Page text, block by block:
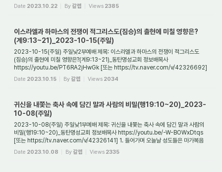
축복을 받게 된다....
Date 2023.10.22 By갈렙 Views 2385
이스라엘과 하마스의 전쟁이 적그리스도(짐승)의 출현에 미칠 영향은?
(계9:13~21)_2023-10-15(주일)
2023-10-15(주일) 주일낮2부예배 제목: 이스라엘과 하마스의 전쟁이 적그리스도
(짐승)의 출현에 미칠 영향은?(계9:13~21)_동탄명성교회 정보배목사
https://youtu.be/PT6RA2jHwGk [또는 https://tv.naver.com/v/42326692]
1. 들어가며 지난 10월 7일, 팔레스타...
Date 2023.10.15 By갈렙 Views 2034
귀신을 내쫓는 축사 속에 담긴 말과 사람의 비밀(행19:10~20)_2023-
10-08(주일)
2023-10-08(주일) 주일낮1부예배 제목: 귀신을 내쫓는 축사 속에 담긴 말과 사람의
비밀(행19:10~20)_동탄명성교회 정보배목사 https://youtu.be/-W-BOWxDtqs
[또는 https://tv.naver.com/v/42326141] 1. 들어가며 오늘날 성도들은 마가복음
16:17의 말씀에 의...
Date 2023.10.08 By갈렙 Views 2335